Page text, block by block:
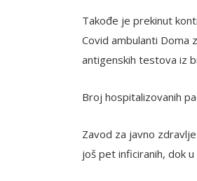
Takođe je prekinut
Covid ambulanti Doma
antigenskih testova iz
Broj hospitalizovanih
Zavod za javno
još pet inficiranih, dok